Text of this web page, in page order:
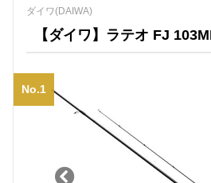
ダイワ(DAIWA)
【ダイワ】ラテオ FJ
No.1